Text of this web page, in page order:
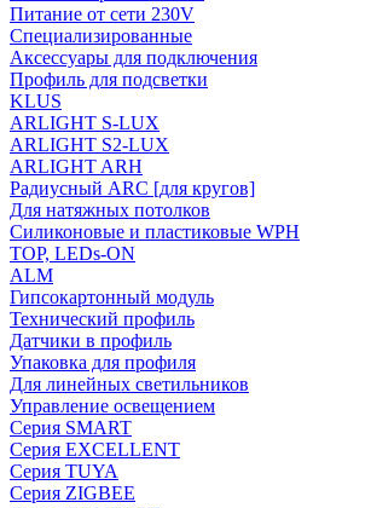
Питание от сети 230V
Специализированные
Аксессуары для подключения
Профиль для подсветки
KLUS
ARLIGHT S-LUX
ARLIGHT S2-LUX
ARLIGHT ARH
Радиусный ARC [для кругов]
Для натяжных потолков
Силиконовые и пластиковые WPH
TOP, LEDs-ON
ALM
Гипсокартонный модуль
Технический профиль
Датчики в профиль
Упаковка для профиля
Для линейных светильников
Управление освещением
Серия SMART
Серия EXCELLENT
Серия TUYA
Серия ZIGBEE